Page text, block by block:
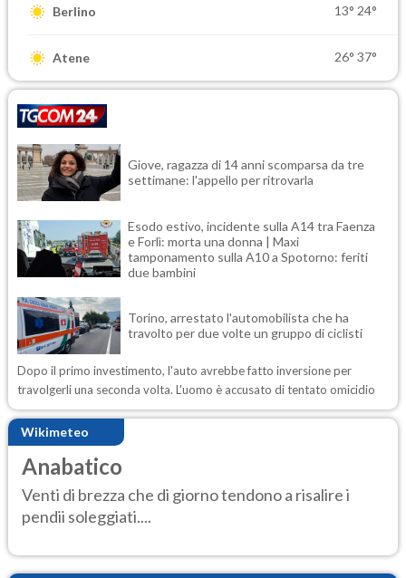
Berlino 13° 24°
Atene 26° 37°
Giove, ragazza di 14 anni scomparsa da tre
settimane: l'appello per ritrovarla
Esodo estivo, incidente sulla A14 tra Faenza
e Forlì: morta una donna | Maxi
tamponamento sulla A10 a Spotorno: feriti
due bambini
Torino, arrestato l'automobilista che ha
travolto per due volte un gruppo di ciclisti
Dopo il primo investimento, l'auto avrebbe fatto inversione per
travolgerli una seconda volta. L'uomo è accusato di tentato omicidio
Wikimeteo
Anabatico
Venti di brezza che di giorno tendono a risalire i
pendii soleggiati....